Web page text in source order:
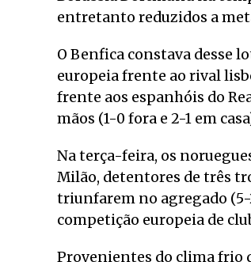
entretanto reduzidos a
O Benfica constava desse
europeia frente ao rival
frente aos espanhóis do
mãos (1-0 fora e 2-1 em
Na terça-feira, os
Milão, detentores de três
triunfarem no agregado
competição europeia de
Provenientes do clima frio